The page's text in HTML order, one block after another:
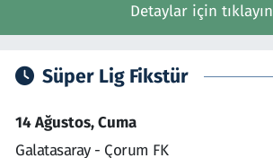
Detaylar için tıklayın
Süper Lig Fikstür
14 Ağustos, Cuma
Galatasaray - Çorum FK